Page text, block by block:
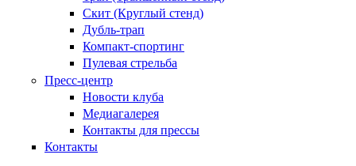
Скит (Круглый стенд)
Дубль-трап
Компакт-спортинг
Пулевая стрельба
Пресс-центр
Новости клуба
Медиагалерея
Контакты для прессы
Контакты